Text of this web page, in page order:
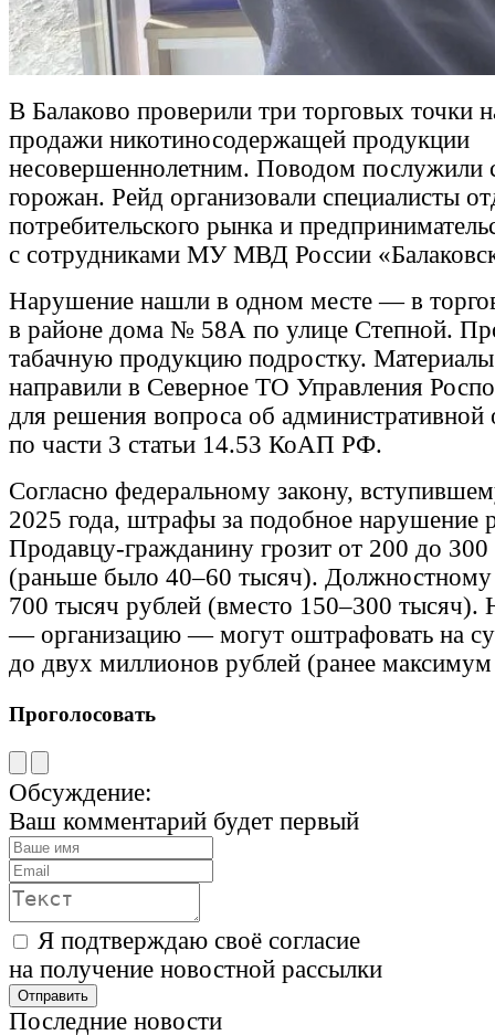
В Балаково проверили три торговых точки
продажи никотиносодержащей продукции
несовершеннолетним. Поводом послужили
горожан. Рейд организовали специалисты
потребительского рынка и
с сотрудниками МУ МВД России
Нарушение нашли в одном месте — в
в районе дома № 58А по улице Степной.
табачную продукцию подростку.
направили в Северное ТО Управления
для решения вопроса об административной
по части 3 статьи 14.53 КоАП РФ.
Согласно федеральному закону,
2025 года, штрафы за подобное нарушение
Продавцу-гражданину грозит от 200 до 300
(раньше было 40–60 тысяч).
700 тысяч рублей (вместо 150–300 тысяч).
— организацию — могут оштрафовать на
до двух миллионов рублей (ранее
Проголосовать
Обсуждение:
Ваш комментарий будет первый
Я подтверждаю своё согласие
на получение новостной рассылки
Последние новости